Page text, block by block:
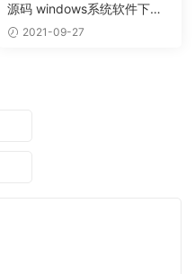
源码 windows系统软件下载
网站织梦模板
2021-09-27